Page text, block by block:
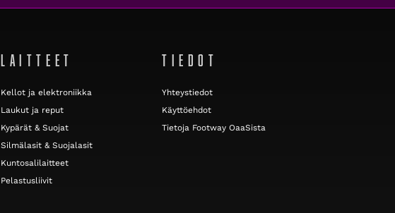
LAITTEET
Kellot ja elektroniikka
Laukut ja reput
Kypärät & Suojat
Silmälasit & Suojalasit
Kuntosalilaitteet
Pelastusliivit
TIEDOT
Yhteystiedot
Käyttöehdot
Tietoja Footway OaaSista